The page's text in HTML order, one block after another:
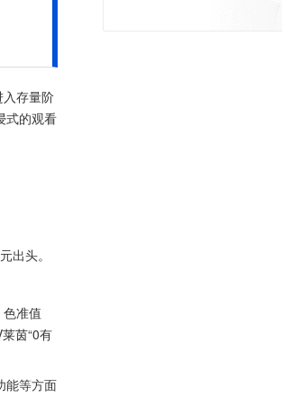
存量阶
式的观看
出头。
准值
茵“0有
能等方面